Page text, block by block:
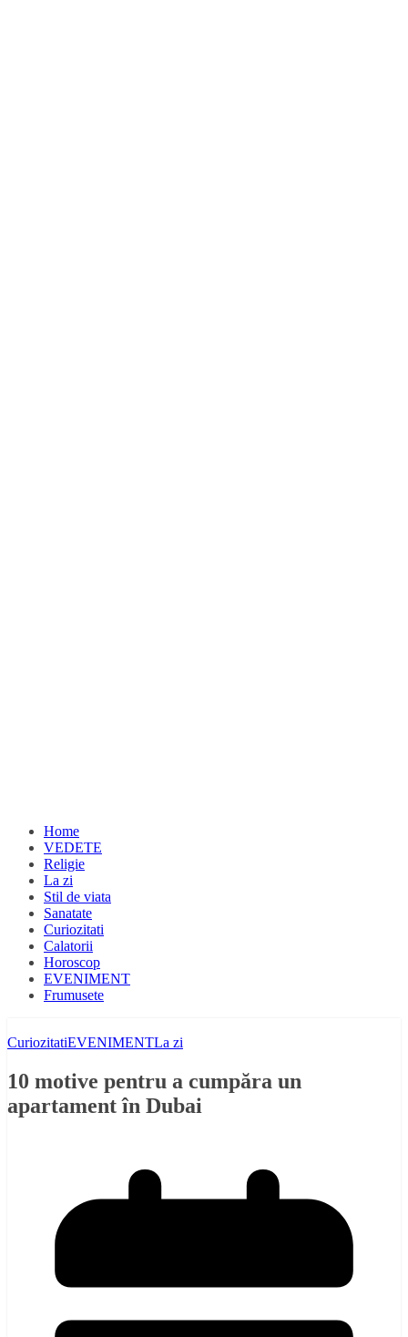
Home
VEDETE
Religie
La zi
Stil de viata
Sanatate
Curiozitati
Calatorii
Horoscop
EVENIMENT
Frumusete
CuriozitatiEVENIMENTLa zi
10 motive pentru a cumpăra un
apartament în Dubai